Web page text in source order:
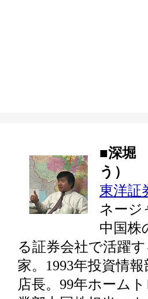
■深堀
う）
東洋証
ネージ
中国株
る証券会社で活躍
家。1993年投資情
店長。99年ホーム